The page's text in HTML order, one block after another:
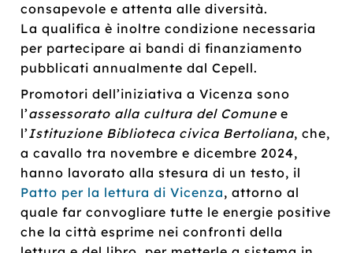
consapevole e attenta alle diversità.
La qualiﬁca è inoltre condizione necessaria
per partecipare ai bandi di ﬁnanziamento
pubblicati annualmente dal Cepell.
Promotori dell’iniziativa a Vicenza sono
l’assessorato alla cultura del Comune e
l’Istituzione Biblioteca civica Bertoliana, che,
a cavallo tra novembre e dicembre 2024,
hanno lavorato alla stesura di un testo, il
Patto per la lettura di Vicenza, attorno al
quale far convogliare tutte le energie positive
che la città esprime nei confronti della